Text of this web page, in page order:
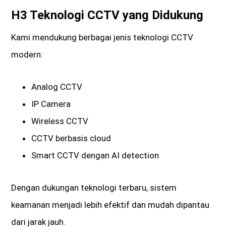
H3 Teknologi CCTV yang Didukung
Kami mendukung berbagai jenis teknologi CCTV
modern:
Analog CCTV
IP Camera
Wireless CCTV
CCTV berbasis cloud
Smart CCTV dengan AI detection
Dengan dukungan teknologi terbaru, sistem
keamanan menjadi lebih efektif dan mudah dipantau
dari jarak jauh.